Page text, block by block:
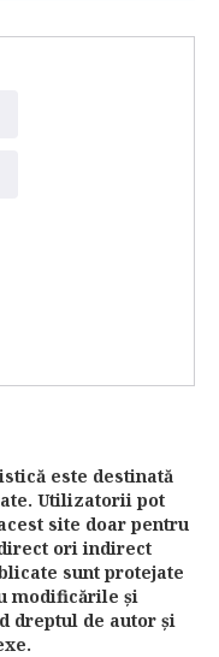
este destinată
Utilizatorii pot
site doar pentru
ori indirect
sunt protejate
modificările şi
dreptul de autor şi